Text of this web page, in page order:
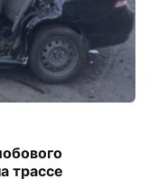
трассе